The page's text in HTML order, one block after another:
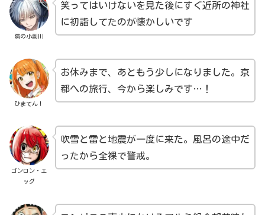
隣の小副川
笑ってはいけないを見た後にすぐ近所の神社
に初詣してたのが懐かしいです
ひまてん！
お休みまで、あともう少しになりました。京
都への旅行、今から楽しみです…！
ゴンロン・エ
ッグ
吹雪と雷と地震が一度に来た。風呂の途中だ
ったから全裸で警戒。